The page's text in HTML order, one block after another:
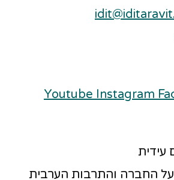
Youtube Instagram
עידית
החברה והתרבות הערבית